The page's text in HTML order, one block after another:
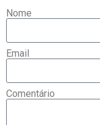
Nome
Email
Comentário